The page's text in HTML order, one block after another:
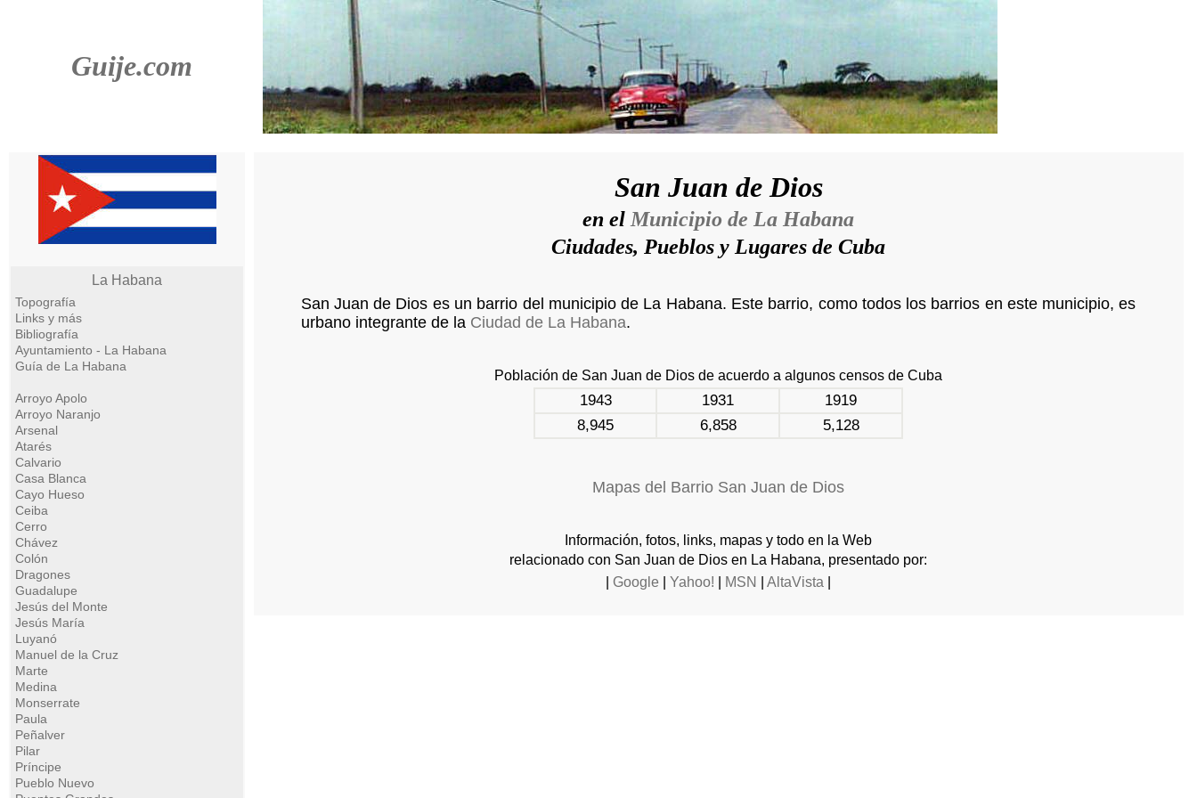
Guije.com
La Habana
Topografía
Links y más
Bibliografía
Ayuntamiento - La Habana
Guía de La Habana
Arroyo Apolo
Arroyo Naranjo
Arsenal
Atarés
Calvario
Casa Blanca
Cayo Hueso
Ceiba
Cerro
Chávez
Colón
Dragones
Guadalupe
Jesús del Monte
Jesús María
Luyanó
Manuel de la Cruz
Marte
Medina
Monserrate
Paula
Peñalver
Pilar
Príncipe
Pueblo Nuevo
San Juan de Dios
en el Municipio de La Habana
Ciudades, Pueblos y Lugares de Cuba
San Juan de Dios es un barrio del municipio de La Habana. Este barrio, como todos los barrios en este municipio, es
urbano integrante de la Ciudad de La Habana.
Población de San Juan de Dios de acuerdo a algunos censos de Cuba
1943 1931
1919
8,945
6,858 5,128
Mapas del Barrio San Juan de Dios
Información, fotos, links, mapas y todo en la Web
relacionado con San Juan de Dios en La Habana, presentado por:
Google Yahoo! MSN AltaVista